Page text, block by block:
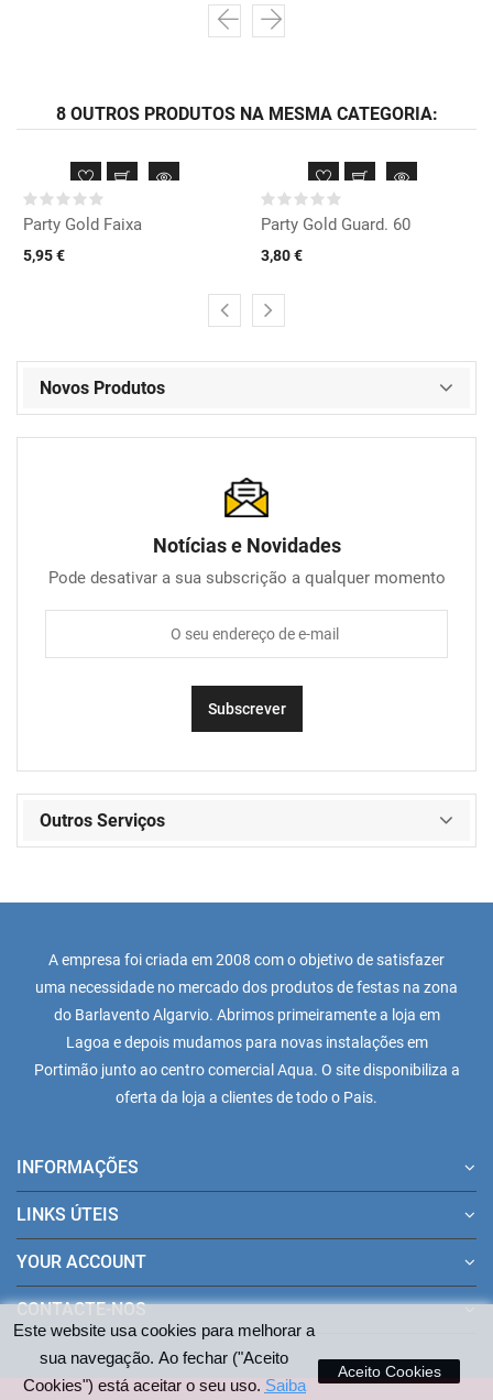
Este website usa cookies para melhorar a
sua navegação. Ao fechar ("Aceito
Cookies") está aceitar o seu uso. Saiba
Aceito Cookies
8 OUTROS PRODUTOS NA MESMA CATEGORIA:
Party Gold Faixa
5,95 €
Party Gold Guard. 60
3,80 €
Novos Produtos
Notícias e Novidades
Pode desativar a sua subscrição a qualquer momento
Outros Serviços
A empresa foi criada em 2008 com o objetivo de satisfazer
uma necessidade no mercado dos produtos de festas na zona
do Barlavento Algarvio. Abrimos primeiramente a loja em
Lagoa e depois mudamos para novas instalações em
Portimão junto ao centro comercial Aqua. O site disponibiliza a
oferta da loja a clientes de todo o Pais.
INFORMAÇÕES
LINKS ÚTEIS
YOUR ACCOUNT
CONTACTE-NOS